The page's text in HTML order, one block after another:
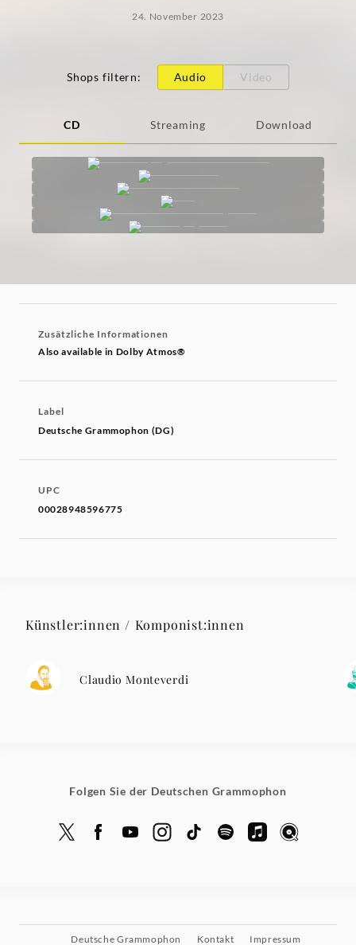
24. November 2023
Shops filtern: Audio Video
CD Streaming Download
Zusätzliche Informationen
Also available in Dolby Atmos®
Label
Deutsche Grammophon (DG)
UPC
00028948596775
Künstler:innen / Komponist:innen
Claudio Monteverdi
Folgen Sie der Deutschen Grammophon
Deutsche Grammophon Kontakt Impressum